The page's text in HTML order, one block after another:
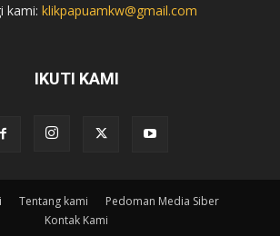
kami: klikpapuamkw@gmail.com
IKUTI KAMI
Tentang kami
Pedoman Media Siber
Kontak Kami